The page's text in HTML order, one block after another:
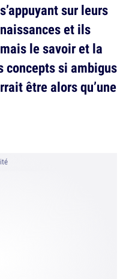
sur leurs
et ils
le savoir et la
concepts si ambigus
être alors qu’une